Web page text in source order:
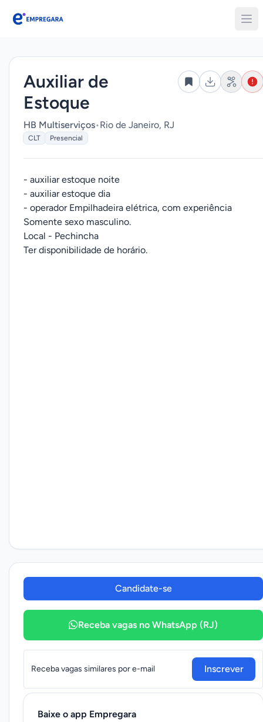
Empregara
Auxiliar de
Estoque
HB Multiserviços•Rio de Janeiro, RJ
CLT Presencial
- auxiliar estoque noite
- auxiliar estoque dia
- operador Empilhadeira elétrica, com experiência
Somente sexo masculino.
Local - Pechincha
Ter disponibilidade de horário.
Candidate-se
Receba vagas no WhatsApp (RJ)
Receba vagas similares por e-mail Inscrever
Baixe o app Empregara